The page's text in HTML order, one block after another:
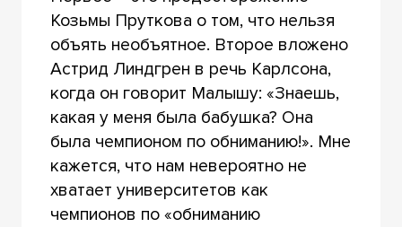
Козьмы Пруткова о том, что нельзя
объять необъятное. Второе вложено
Астрид Линдгрен в речь Карлсона,
когда он говорит Малышу: «Знаешь,
какая у меня была бабушка? Она
была чемпионом по обниманию!». Мне
кажется, что нам невероятно не
хватает университетов как
чемпионов по «обниманию